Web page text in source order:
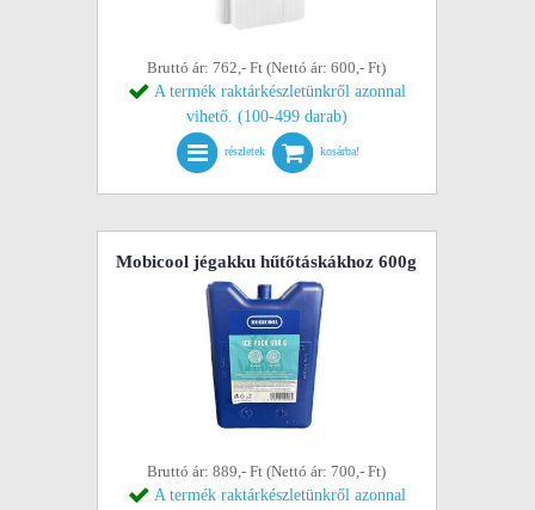
Bruttó ár: 762,- Ft (Nettó ár: 600,- Ft)
A termék raktárkészletünkről azonnal
vihető. (100-499 darab)
részletek kosárba!
Mobicool jégakku hűtőtáskákhoz 600g
Bruttó ár: 889,- Ft (Nettó ár: 700,- Ft)
A termék raktárkészletünkről azonnal